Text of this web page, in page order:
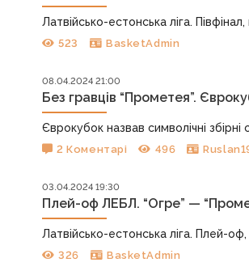
Латвійсько-естонська ліга.
523 BasketAdmin
08.04.2024 21:00
Без гравців “Прометея”.
Єврокубок назвав символічні
2 Коментарі 496
03.04.2024 19:30
Плей-оф ЛЕБЛ. “Огре” —
Латвійсько-естонська ліга. Плей-
326 BasketAdmin